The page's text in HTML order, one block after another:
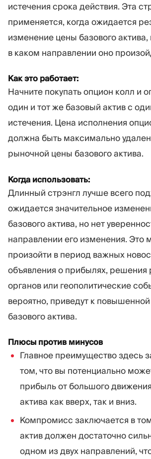
истечения срока действия. Эта
применяется, когда ожидается
изменение цены базового актива,
в каком направлении оно
Как это работает:
Начните покупать опцион колл и
один и тот же базовый актив с
истечения. Цена исполнения
должна быть максимально
рыночной цены базового актива.
Когда использовать:
Длинный стрэнгл лучше всего
ожидается значительное
базового актива, но нет
направлении его изменения. Это
произойти в период важных
объявления о прибылях, решения
органов или геополитические
вероятно, приведут к
базового актива.
Плюсы против минусов
Главное преимущество здесь
том, что вы потенциально
прибыль от большого
актива как вверх, так и вниз.
Компромисс заключается в
актив должен достаточно
одном из двух направлений,